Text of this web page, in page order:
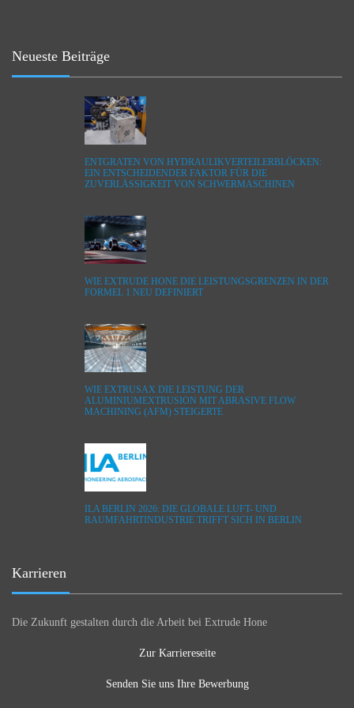
Neueste Beiträge
ENTGRATEN VON HYDRAULIKVERTEILERBLÖCKEN:
EIN ENTSCHEIDENDER FAKTOR FÜR DIE
ZUVERLÄSSIGKEIT VON SCHWERMASCHINEN
WIE EXTRUDE HONE DIE LEISTUNGSGRENZEN IN DER
FORMEL 1 NEU DEFINIERT
WIE EXTRUSAX DIE LEISTUNG DER
ALUMINIUMEXTRUSION MIT ABRASIVE FLOW
MACHINING (AFM) STEIGERTE
ILA BERLIN 2026: DIE GLOBALE LUFT- UND
RAUMFAHRTINDUSTRIE TRIFFT SICH IN BERLIN
Karrieren
Die Zukunft gestalten durch die Arbeit bei Extrude Hone
Zur Karriereseite
Senden Sie uns Ihre Bewerbung